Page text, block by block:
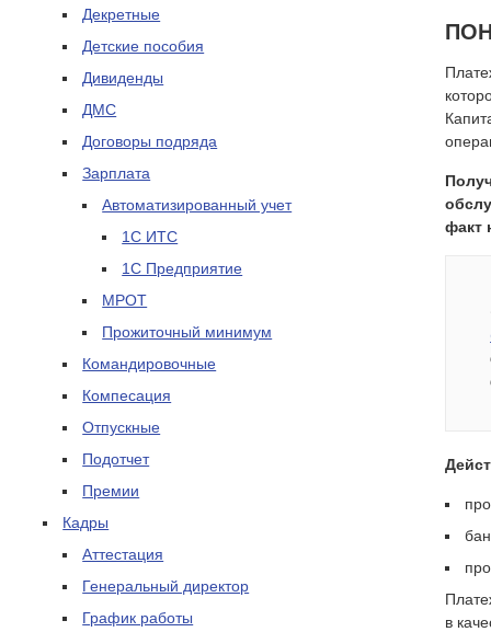
Декретные
Детские пособия
Дивиденды
ДМС
Договоры подряда
Зарплата
Автоматизированный учет
1С ИТС
1С Предприятие
МРОТ
Прожиточный минимум
Командировочные
Компесация
Отпускные
Подотчет
Премии
Кадры
Аттестация
Генеральный директор
График работы
факт
в